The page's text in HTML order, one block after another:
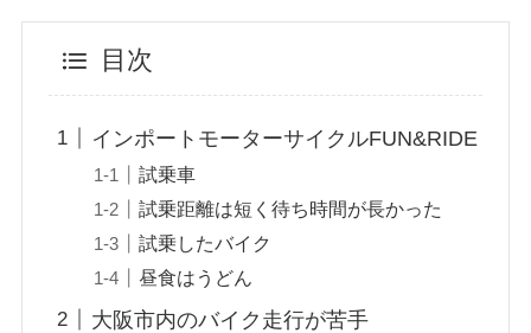
目次
インポートモーターサイクルFUN&RIDE
試乗車
試乗距離は短く待ち時間が長かった
試乗したバイク
昼食はうどん
大阪市内のバイク走行が苦手